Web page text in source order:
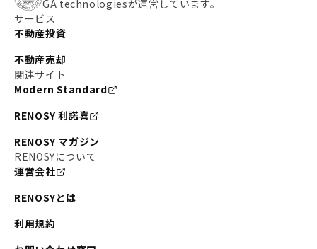
GA technologiesが運営しています。
サービス
不動産投資
不動産売却
関連サイト
Modern Standard
RENOSY 利諾喜
RENOSY マガジン
RENOSYについて
運営会社
RENOSYとは
利用規約